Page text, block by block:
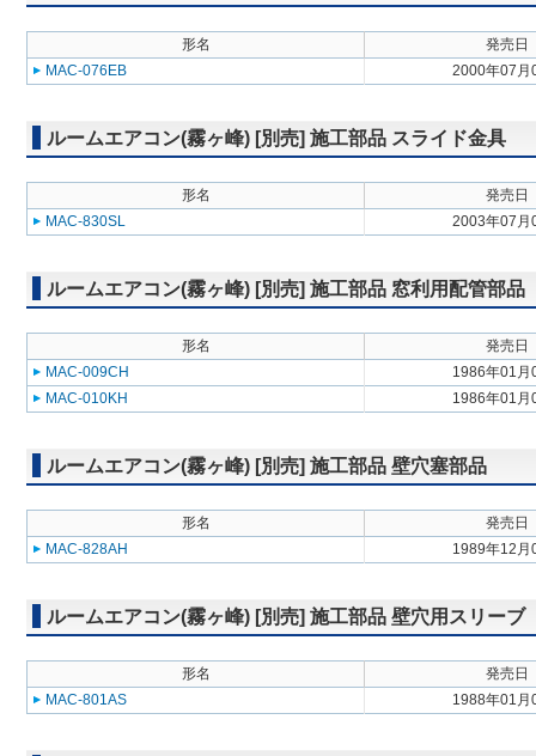
形名
発売日
MAC-076EB
2000年07月
ルームエアコン(霧ヶ峰) [別売] 施工部品 スライド金具
形名
発売日
MAC-830SL
2003年07月
ルームエアコン(霧ヶ峰) [別売] 施工部品 窓利用配管部品
形名
発売日
MAC-009CH
1986年01月
MAC-010KH
1986年01月
ルームエアコン(霧ヶ峰) [別売] 施工部品 壁穴塞部品
形名
発売日
MAC-828AH
1989年12月
ルームエアコン(霧ヶ峰) [別売] 施工部品 壁穴用スリーブ
形名
発売日
MAC-801AS
1988年01月